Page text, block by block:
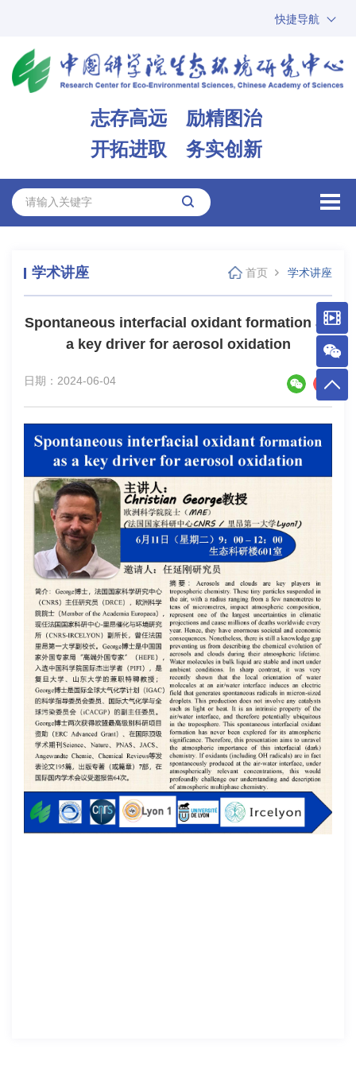
快捷导航
ARP
邮箱
志存高远 励精图治
开拓进取 务实创新
学术讲座 首页 学术讲座
Spontaneous interfacial oxidant formation as
a key driver for aerosol oxidation
日期：2024-06-04